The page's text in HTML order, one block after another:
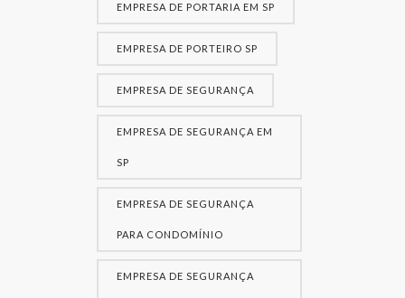
EMPRESA DE PORTARIA EM SP
EMPRESA DE PORTEIRO SP
EMPRESA DE SEGURANÇA
EMPRESA DE SEGURANÇA EM
SP
EMPRESA DE SEGURANÇA
PARA CONDOMÍNIO
EMPRESA DE SEGURANÇA